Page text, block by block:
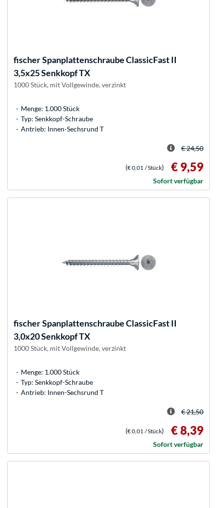
fischerSpanplattenschraube ClassicFast II
3,5x25 Senkkopf TX
1000 Stück, mit Vollgewinde, verzinkt
Menge: 1.000 Stück
Typ: Senkkopf-Schraube
Antrieb: Innen-Sechsrund T
€ 24,50
(€ 0,01 / Stück) € 9,59
Sofort verfügbar
fischerSpanplattenschraube ClassicFast II
3,0x20 Senkkopf TX
1000 Stück, mit Vollgewinde, verzinkt
Menge: 1.000 Stück
Typ: Senkkopf-Schraube
Antrieb: Innen-Sechsrund T
€ 21,50
(€ 0,01 / Stück) € 8,39
Sofort verfügbar